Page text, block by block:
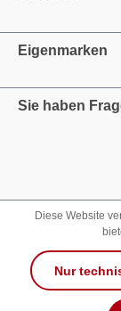
Eigenmarken
Sie haben
Diese Website
Nur